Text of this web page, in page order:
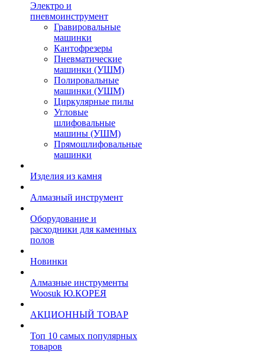
Электро и
пневмоинструмент
Гравировальные
машинки
Кантофрезеры
Пневматические
машинки (УШМ)
Полировальные
машинки (УШМ)
Циркулярные пилы
Угловые
шлифовальные
машины (УШМ)
Прямошлифовальные
машинки
Изделия из камня
Алмазный инструмент
Оборудование и
расходники для каменных
полов
Новинки
Алмазные инструменты
Woosuk Ю.КОРЕЯ
АКЦИОННЫЙ ТОВАР
Топ 10 самых популярных
товаров